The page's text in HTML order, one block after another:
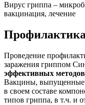
Вирус гриппа –
вакцинация, лечение
Проведение
заражения гриппом
эффективных
Вакцины, выпущенные
в своем составе
типов гриппа, в т.ч. и